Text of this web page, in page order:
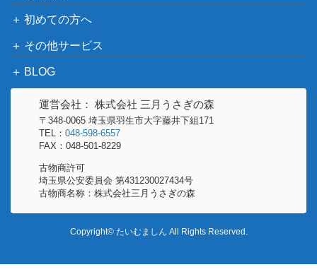
初めての方へ
その他サービス
BLOG
運営会社： 株式会社 三月うさぎの森
〒348-0065 埼玉県羽生市大字藤井下組171
TEL： 048-598-6557
FAX：048-501-8229
古物商許可
埼玉県公安委員会 第431230027434号
古物商名称：株式会社三月うさぎの森
Copyright© たいむましん All Rights Reserved.